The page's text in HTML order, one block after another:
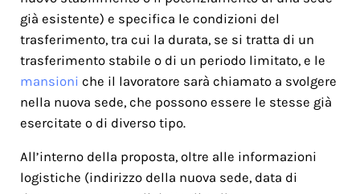
già esistente) e specifica le condizioni del
trasferimento, tra cui la durata, se si tratta di un
trasferimento stabile o di un periodo limitato, e le
mansioni che il lavoratore sarà chiamato a svolgere
nella nuova sede, che possono essere le stesse già
esercitate o di diverso tipo.
All’interno della proposta, oltre alle informazioni
logistiche (indirizzo della nuova sede, data di